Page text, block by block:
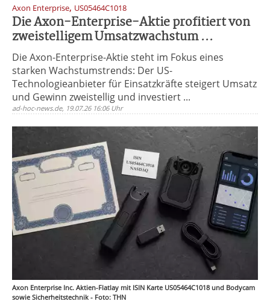
Axon Enterprise, US05464C1018
Die Axon-Enterprise-Aktie profitiert von
zweistelligem Umsatzwachstum ...
Die Axon-Enterprise-Aktie steht im Fokus eines
starken Wachstumstrends: Der US-
Technologieanbieter für Einsatzkräfte steigert Umsatz
und Gewinn zweistellig und investiert ...
ad-hoc-news.de, 19.07.26 16:06 Uhr
Axon Enterprise Inc. Aktien-Flatlay mit ISIN Karte US05464C1018 und Bodycam
sowie Sicherheitstechnik - Foto: THN